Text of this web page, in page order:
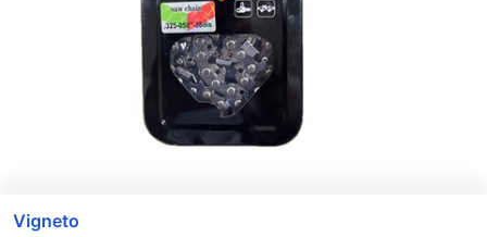
Vigneto